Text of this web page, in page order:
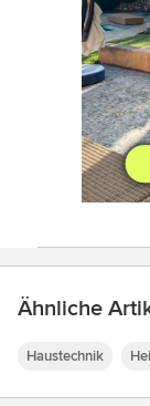
Ähnliche
Haustechnik